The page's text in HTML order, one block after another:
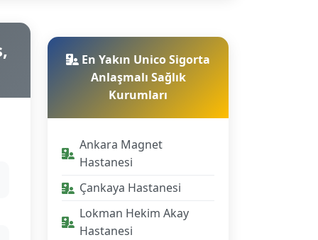
En Yakın Unico Sigorta
Anlaşmalı Sağlık
Kurumları
Ankara Magnet
Hastanesi
Çankaya Hastanesi
Lokman Hekim Akay
Hastanesi